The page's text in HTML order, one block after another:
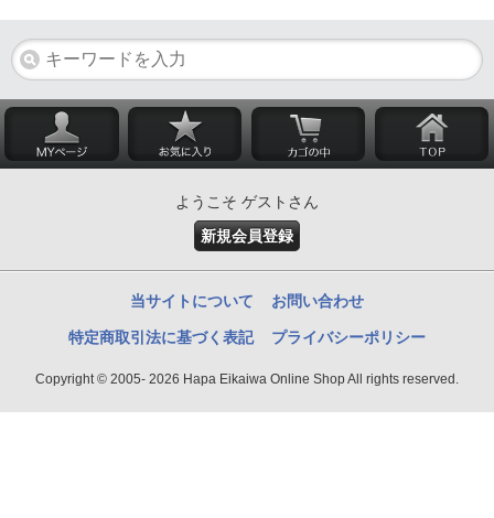
ようこそ ゲストさん
新規会員登録
当サイトについて お問い合わせ
特定商取引法に基づく表記 プライバシーポリシー
Copyright © 2005- 2026 Hapa Eikaiwa Online Shop All rights reserved.